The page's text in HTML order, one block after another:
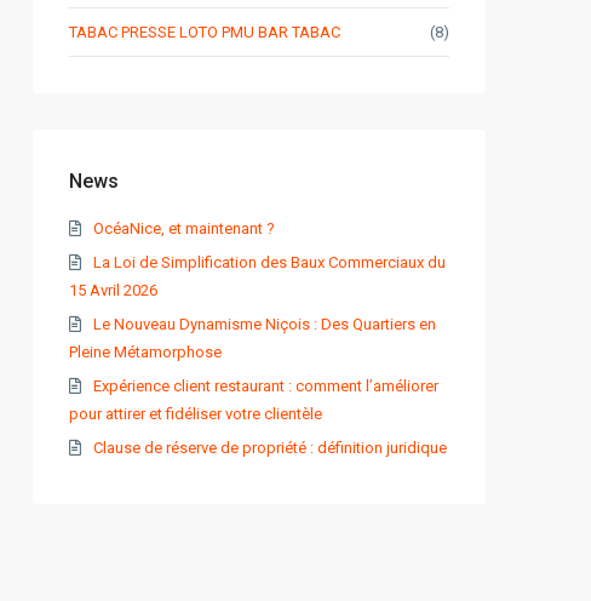
TABAC PRESSE LOTO PMU BAR TABAC (8)
News
OcéaNice, et maintenant ?
La Loi de Simplification des Baux Commerciaux du
15 Avril 2026
Le Nouveau Dynamisme Niçois : Des Quartiers en
Pleine Métamorphose
Expérience client restaurant : comment l’améliorer
pour attirer et fidéliser votre clientèle
Clause de réserve de propriété : définition juridique